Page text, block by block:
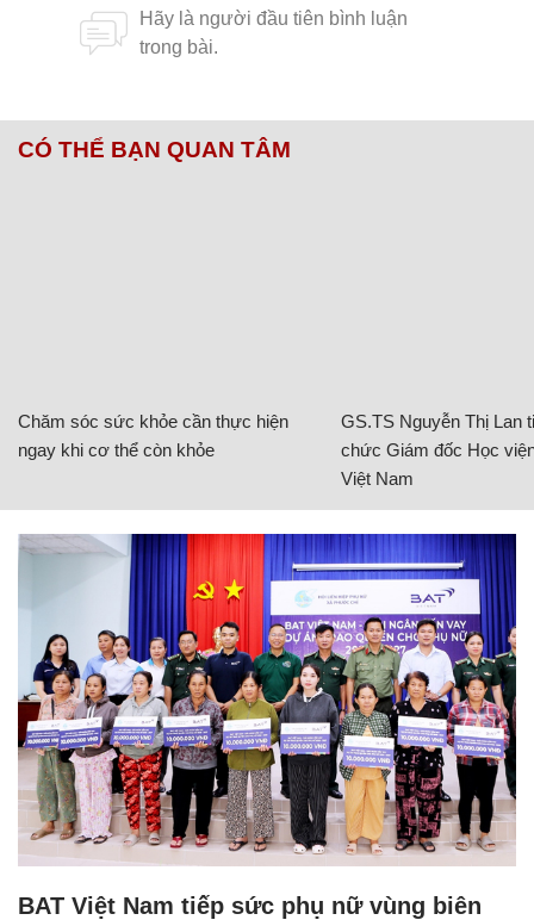
CÓ THỂ BẠN QUAN TÂM
Chăm sóc sức khỏe cần thực hiện
ngay khi cơ thể còn khỏe
GS.TS Nguyễn Thị Lan
chức Giám đốc Học
Việt Nam
BAT Việt Nam tiếp sức phụ nữ vùng biên